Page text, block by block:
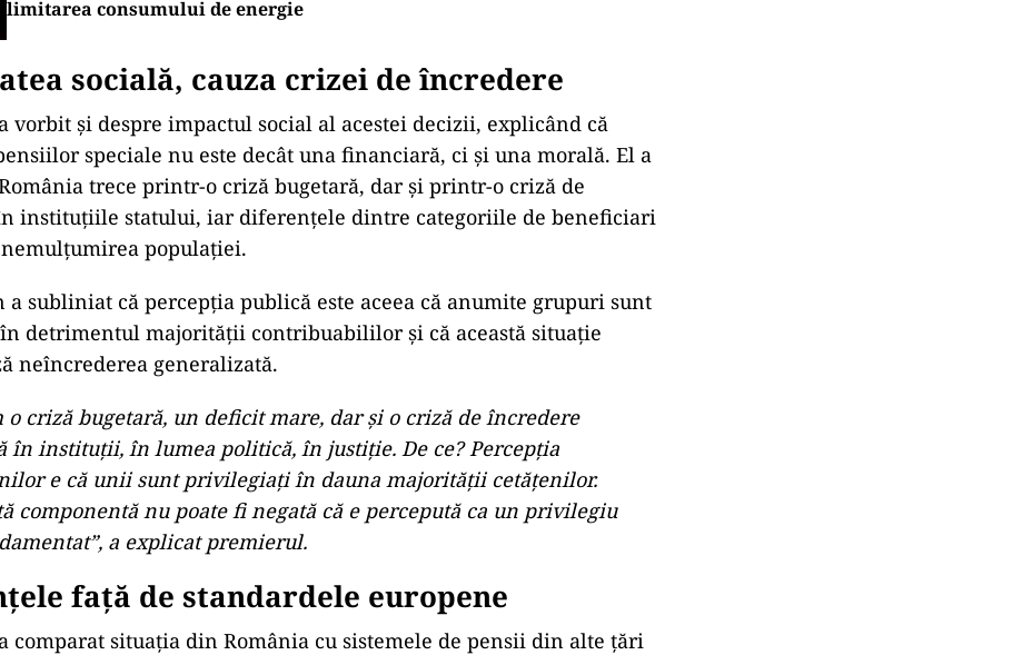
că niciodată până acum CCR nu a dat termene și pentru că am
zece zile pentru un aviz consultativ, între data solicitării
și data adoptării a fost zece zile, CCR a setat acum acest termen,
au considerat că Guvernul a așteptat un timp rezonabil
un aviz consultativ”, a declarat premierul laAntena 3.
POLITICĂ
Bolojan, între lege și discreție: ce spune despre declarația de avere a
partenerei sale
POLITICĂ
Pericol de blackout? Guvernul activează măsurile de criză și pregătește
socială, cauza crizei de încredere
vorbit și despre impactul social al acestei decizii, explicând că
speciale nu este decât una financiară, ci și una morală. El a
instituțiile statului, iar diferențele dintre categoriile de beneficiari
populației.